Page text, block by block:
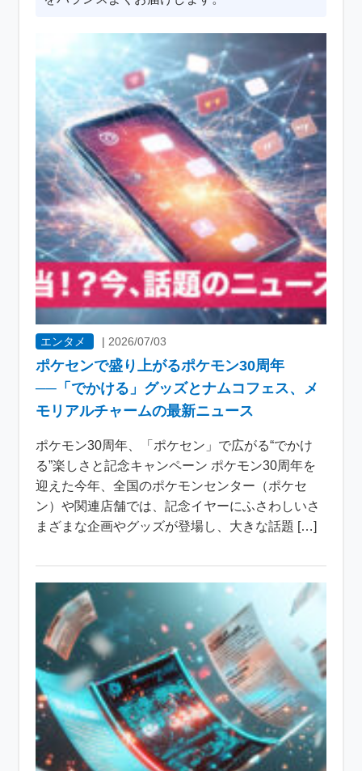
エンタメ | 2026/07/03
ポケセンで盛り上がるポケモン30周年
──「でかける」グッズとナムコフェス、メ
モリアルチャームの最新ニュース
ポケモン30周年、「ポケセン」で広がる“でかけ
る”楽しさと記念キャンペーン ポケモン30周年を
迎えた今年、全国のポケモンセンター（ポケセ
ン）や関連店舗では、記念イヤーにふさわしいさ
まざまな企画やグッズが登場し、大きな話題 […]